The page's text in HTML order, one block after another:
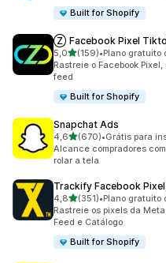
Built for Shopify
Ⓩ Facebook Pixel
5,0de 5 estrelas
(159)
159 avaliações ao todo
•Plano gratuito
Rastreie o Facebook
feed
Built for Shopify
Snapchat Ads
4,6de 5 estrelas
(670)
670 avaliações ao todo
•Grátis para
Alcance compradores
rolar a tela
Trackify Facebook
4,8de 5 estrelas
(351)
351 avaliações ao todo
•Plano gratuito
Rastreie os pixels da Meta
Feed e Catálogo
Built for Shopify